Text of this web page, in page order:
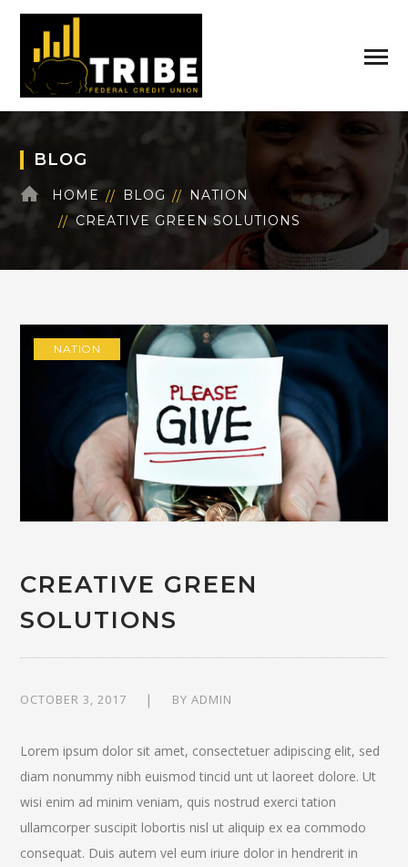
BLOG
HOME BLOG
NATION
CREATIVE GREEN SOLUTIONS
NATION
CREATIVE GREEN
SOLUTIONS
OCTOBER 3, 2017 BYADMIN
Lorem ipsum dolor sit amet, consectetuer adipiscing elit, sed
diam nonummy nibh euismod tincid unt ut laoreet dolore. Ut
wisi enim ad minim veniam, quis nostrud exerci tation
ullamcorper suscipit lobortis nisl ut aliquip ex ea commodo
consequat. Duis autem vel eum iriure dolor in hendrerit in